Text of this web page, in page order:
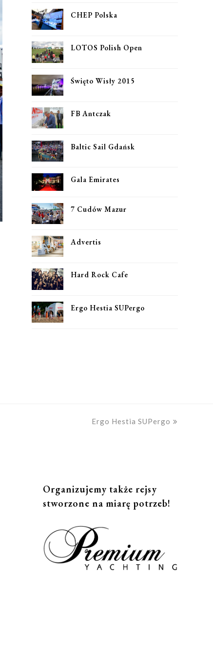
CHEP Polska
LOTOS Polish Open
Święto Wisły 2015
FB Antczak
Baltic Sail Gdańsk
Gala Emirates
7 Cudów Mazur
Advertis
Hard Rock Cafe
Ergo Hestia SUPergo
next
Ergo Hestia SUPergo
Organizujemy także rejsy
stworzone na miarę potrzeb!